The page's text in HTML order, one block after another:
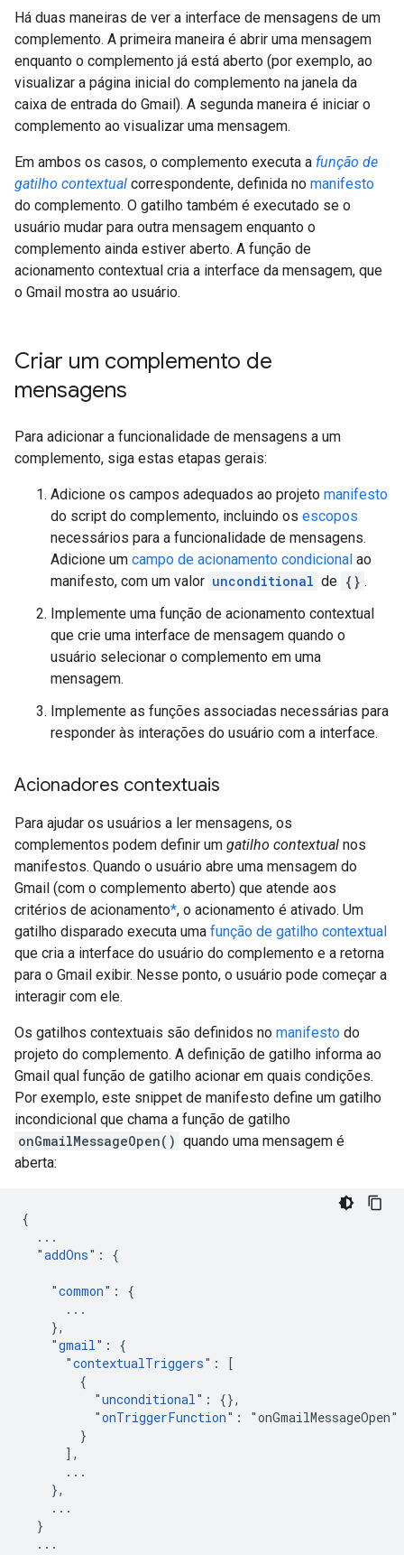
Há duas maneiras de ver a interface de mensagens de um
complemento. A primeira maneira é abrir uma mensagem
enquanto o complemento já está aberto (por exemplo, ao
visualizar a página inicial do complemento na janela da
caixa de entrada do Gmail). A segunda maneira é iniciar o
complemento ao visualizar uma mensagem.
Em ambos os casos, o complemento executa a função de
gatilho contextual correspondente, definida no manifesto
do complemento. O gatilho também é executado se o
usuário mudar para outra mensagem enquanto o
complemento ainda estiver aberto. A função de
acionamento contextual cria a interface da mensagem, que
o Gmail mostra ao usuário.
Criar um complemento de
mensagens
Para adicionar a funcionalidade de mensagens a um
complemento, siga estas etapas gerais:
Adicione os campos adequados ao projeto manifesto
do script do complemento, incluindo os escopos
necessários para a funcionalidade de mensagens.
Adicione um campo de acionamento condicional ao
manifesto, com um valor unconditional de {} .
Implemente uma função de acionamento contextual
que crie uma interface de mensagem quando o
usuário selecionar o complemento em uma
mensagem.
Implemente as funções associadas necessárias para
responder às interações do usuário com a interface.
Acionadores contextuais
Para ajudar os usuários a ler mensagens, os
complementos podem definir um gatilho contextual nos
manifestos. Quando o usuário abre uma mensagem do
Gmail (com o complemento aberto) que atende aos
critérios de acionamento*, o acionamento é ativado. Um
gatilho disparado executa uma função de gatilho contextual
que cria a interface do usuário do complemento e a retorna
para o Gmail exibir. Nesse ponto, o usuário pode começar a
interagir com ele.
Os gatilhos contextuais são definidos no manifesto do
projeto do complemento. A definição de gatilho informa ao
Gmail qual função de gatilho acionar em quais condições.
Por exemplo, este snippet de manifesto define um gatilho
incondicional que chama a função de gatilho
onGmailMessageOpen() quando uma mensagem é
aberta:
{
  ...
  "
addOns": {
    "
common": {
      ...
    },
    "
gmail": {
      "
contextualTriggers": [
        {
          "
unconditional": {},
          "
onTriggerFunction": "onGmailMessageOpen"
        }
      ],
      ...
    },
    ...
  }
  ...